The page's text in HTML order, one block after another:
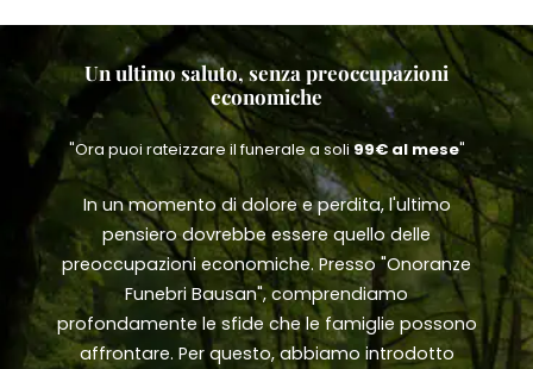
Un ultimo saluto, senza preoccupazioni
economiche
"Ora puoi rateizzare il funerale a soli 99€ al mese"
In un momento di dolore e perdita, l'ultimo
pensiero dovrebbe essere quello delle
preoccupazioni economiche. Presso "Onoranze
Funebri Bausan", comprendiamo
profondamente le sfide che le famiglie possono
affrontare. Per questo, abbiamo introdotto